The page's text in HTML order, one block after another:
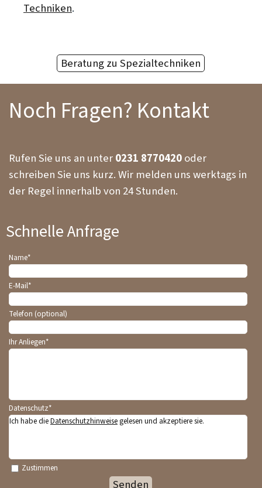
Techniken.
Beratung zu Spezialtechniken
Noch Fragen? Kontakt
Rufen Sie uns an unter0231 8770420oder
schreiben Sie uns kurz. Wir melden uns werktags in
der Regel innerhalb von 24 Stunden.
Schnelle Anfrage
Name*
E-Mail*
Telefon (optional)
Ihr Anliegen*
Datenschutz*
Ich habe dieDatenschutzhinweisegelesen und akzeptiere sie.
Zustimmen